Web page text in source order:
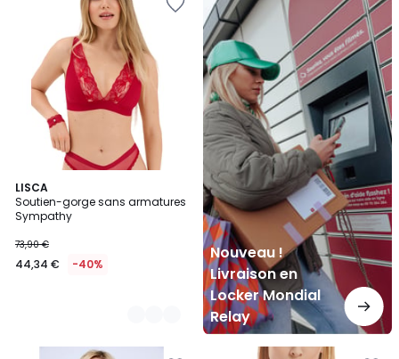
LISCA
Soutien-gorge sans armatures
Sympathy
73,90 €
44,34 € -40%
2
Couleurs
Nouveau !
Livraison en
Locker Mondial
Relay
Livraison
en
Locker
Mondial
Relay